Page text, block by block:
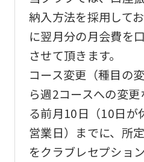
納入方法を採用して
に翌月分の月会費を
させて頂きます。
コース変更（種目の
ら週2コースへの変
る前月10日（10日が
営業日）までに、所
をクラブレセプショ
it